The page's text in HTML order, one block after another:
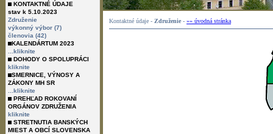
KONTAKTNÉ ÚDAJE
stav k 5.10.2023
Združenie
výkonný výbor (7)
členovia (42)
KALENDÁRTUM 2023
...kliknite
DOHODY O SPOLUPRÁCI
kliknite
SMERNICE, VÝNOSY A
ZÁKONY MH SR
...kliknite
PREHĽAD ROKOVANÍ
ORGÁNOV ZDRUŽENIA
kliknite
STRETNUTIA BANSKÝCH
MIEST A OBCÍ SLOVENSKA
Kontaktné údaje - Združenie - »» úvodná stránka